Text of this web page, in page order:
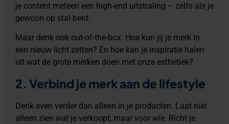
je content meteen een high-end uitstraling – zelfs als je
gewoon op stal bent.
Maar denk ook out-of-the-box. Hoe kun jij je merk in
een nieuw licht zetten? En hoe kan je inspiratie halen
uit wat de grote merken doen met onze esthetiek?
2. Verbind je merk aan de lifestyle
Denk even verder dan alleen in je producten. Laat niet
alleen zien wat je verkoopt, maar voor wie. Richt je